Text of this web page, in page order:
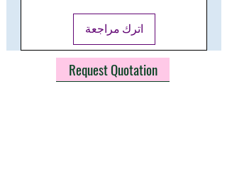
اترك مراجعة
Request Quotation